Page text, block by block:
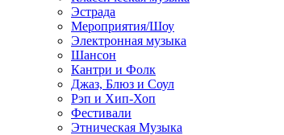
Эстрада
Мероприятия/Шоу
Электронная музыка
Шансон
Кантри и Фолк
Джаз, Блюз и Соул
Рэп и Хип-Хоп
Фестивали
Этническая Музыка